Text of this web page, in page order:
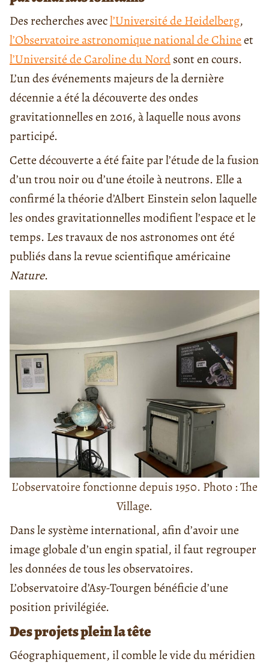
Des recherches avecl’Université de Heidelberg,
l’Observatoire astronomique national de Chineet
l’Université de Caroline du Nordsont en cours.
L’un des événements majeurs de la dernière
décennie a été la découverte des ondes
gravitationnelles en 2016, à laquelle nous avons
participé.
Cette découverte a été faite par l’étude de la fusion
d’un trou noir ou d’une étoile à neutrons. Elle a
confirmé la théorie d’Albert Einstein selon laquelle
les ondes gravitationnelles modifient l’espace et le
temps. Les travaux de nos astronomes ont été
publiés dans la revue scientifique américaine
Nature.
L’observatoire fonctionne depuis 1950. Photo : The
Village.
Dans le système international, afin d’avoir une
image globale d’un engin spatial, il faut regrouper
les données de tous les observatoires.
L’observatoire d’Asy-Tourgen bénéficie d’une
position privilégiée.
Des projets plein la tête
Géographiquement, il comble le vide du méridien